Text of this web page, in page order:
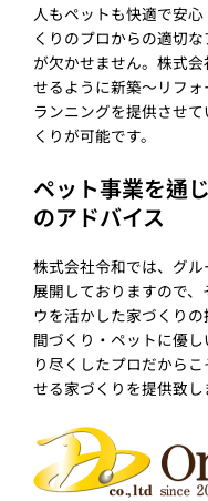
人もペットも快適で安
くりのプロからの適切
が欠かせません。株式
せるように新築～リフ
ランニングを提供させ
くりが可能です。
ペット事業を通
のアドバイス
株式会社令和では、グ
展開しておりますので
ウを活かした家づくり
間づくり・ペットに優
り尽くしたプロだから
せる家づくりを提供致し